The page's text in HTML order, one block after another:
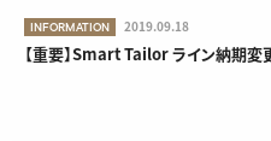
SHOP
INFORMATION 2019.09.18
【重要】Smart Tailor ライン納期変